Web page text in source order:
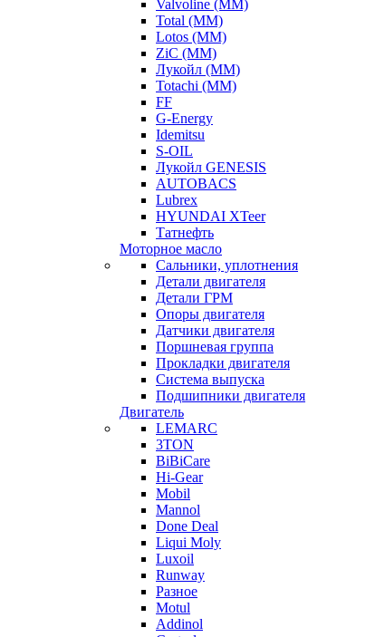
Valvoline (ММ)
Total (ММ)
Lotos (ММ)
ZiC (ММ)
Лукойл (ММ)
Totachi (MM)
FF
G-Energy
Idemitsu
S-OIL
Лукойл GENESIS
AUTOBACS
Lubrex
HYUNDAI XTeer
Татнефть
Моторное масло
Сальники, уплотнения
Детали двигателя
Детали ГРМ
Опоры двигателя
Датчики двигателя
Поршневая группа
Прокладки двигателя
Система выпуска
Подшипники двигателя
Двигатель
LEMARC
3TON
BiBiCare
Hi-Gear
Mobil
Mannol
Done Deal
Liqui Moly
Luxoil
Runway
Разное
Motul
Addinol